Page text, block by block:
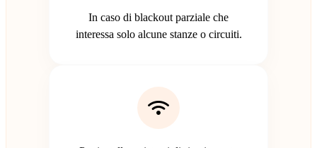
In caso di blackout parziale che
interessa solo alcune stanze o circuiti.